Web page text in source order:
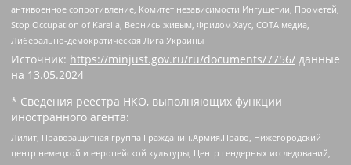
антивоенное сопротивление, Комитет независимости Ингушетии, Прометей,
Stop Occupation of Karelia, Вернись живым, Фридом Хаус, СОТА медиа,
Либерально-демократическая Лига Украины
Источник: https://minjust.gov.ru/ru/documents/7756/ данные
на 13.05.2024
* Сведения реестра НКО, выполняющих функции
иностранного агента:
Лилит, Правозащитная группа Гражданин.Армия.Право, Нижегородский
центр немецкой и европейской культуры, Центр гендерных исследований,